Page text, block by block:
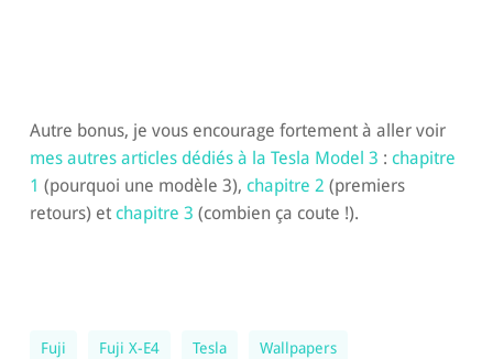
Autre bonus, je vous encourage fortement à aller voir
mes autres articles dédiés à la Tesla Model 3 : chapitre
1 (pourquoi une modèle 3), chapitre 2 (premiers
retours) et chapitre 3 (combien ça coute !).
Fuji Fuji X-E4 Tesla Wallpapers